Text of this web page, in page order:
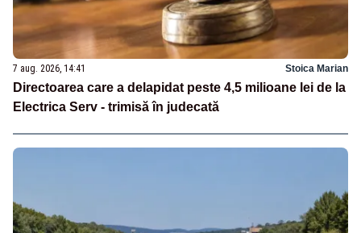
7 aug. 2026, 14:41 Stoica Marian
Directoarea care a delapidat peste 4,5 milioane lei de la
Electrica Serv - trimisă în judecată